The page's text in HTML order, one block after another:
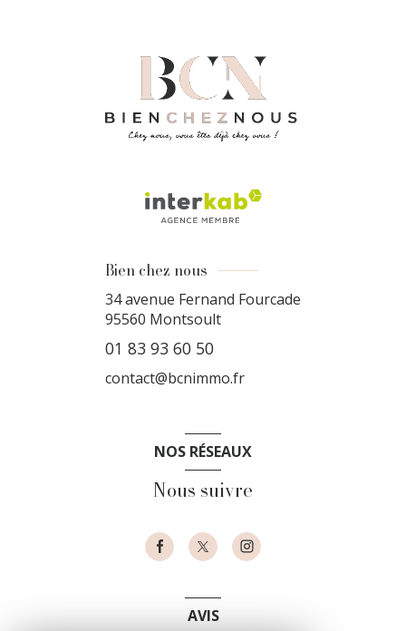
Bien chez nous
34 avenue Fernand Fourcade
95560 Montsoult
01 83 93 60 50
contact@bcnimmo.fr
NOS RÉSEAUX
Nous suivre
AVIS